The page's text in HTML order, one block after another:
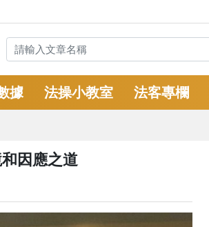
據 法操小教室 法客專欄
因應之道